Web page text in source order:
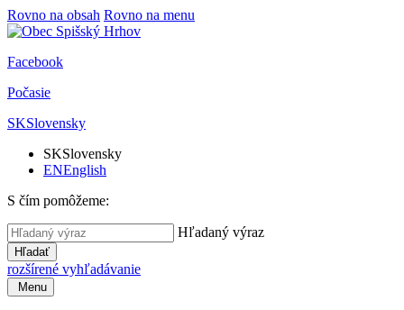
Rovno na obsah Rovno na menu
Facebook
Počasie
SKSlovensky
SKSlovensky
ENEnglish
S čím pomôžeme:
Hľadaný výraz
Hľadať
rozšírené vyhľadávanie
Menu